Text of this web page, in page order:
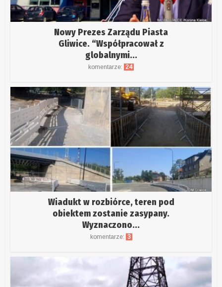
Nowy Prezes Zarządu Piasta
Gliwice. “Współpracował z
globalnymi...
komentarze: 24
Wiadukt w rozbiórce, teren pod
obiektem zostanie zasypany.
Wyznaczono...
komentarze: 3